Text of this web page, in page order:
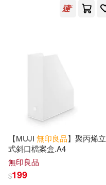
【MUJI 無印良品】聚丙烯立
式斜口檔案盒.A4
無印良品
$199